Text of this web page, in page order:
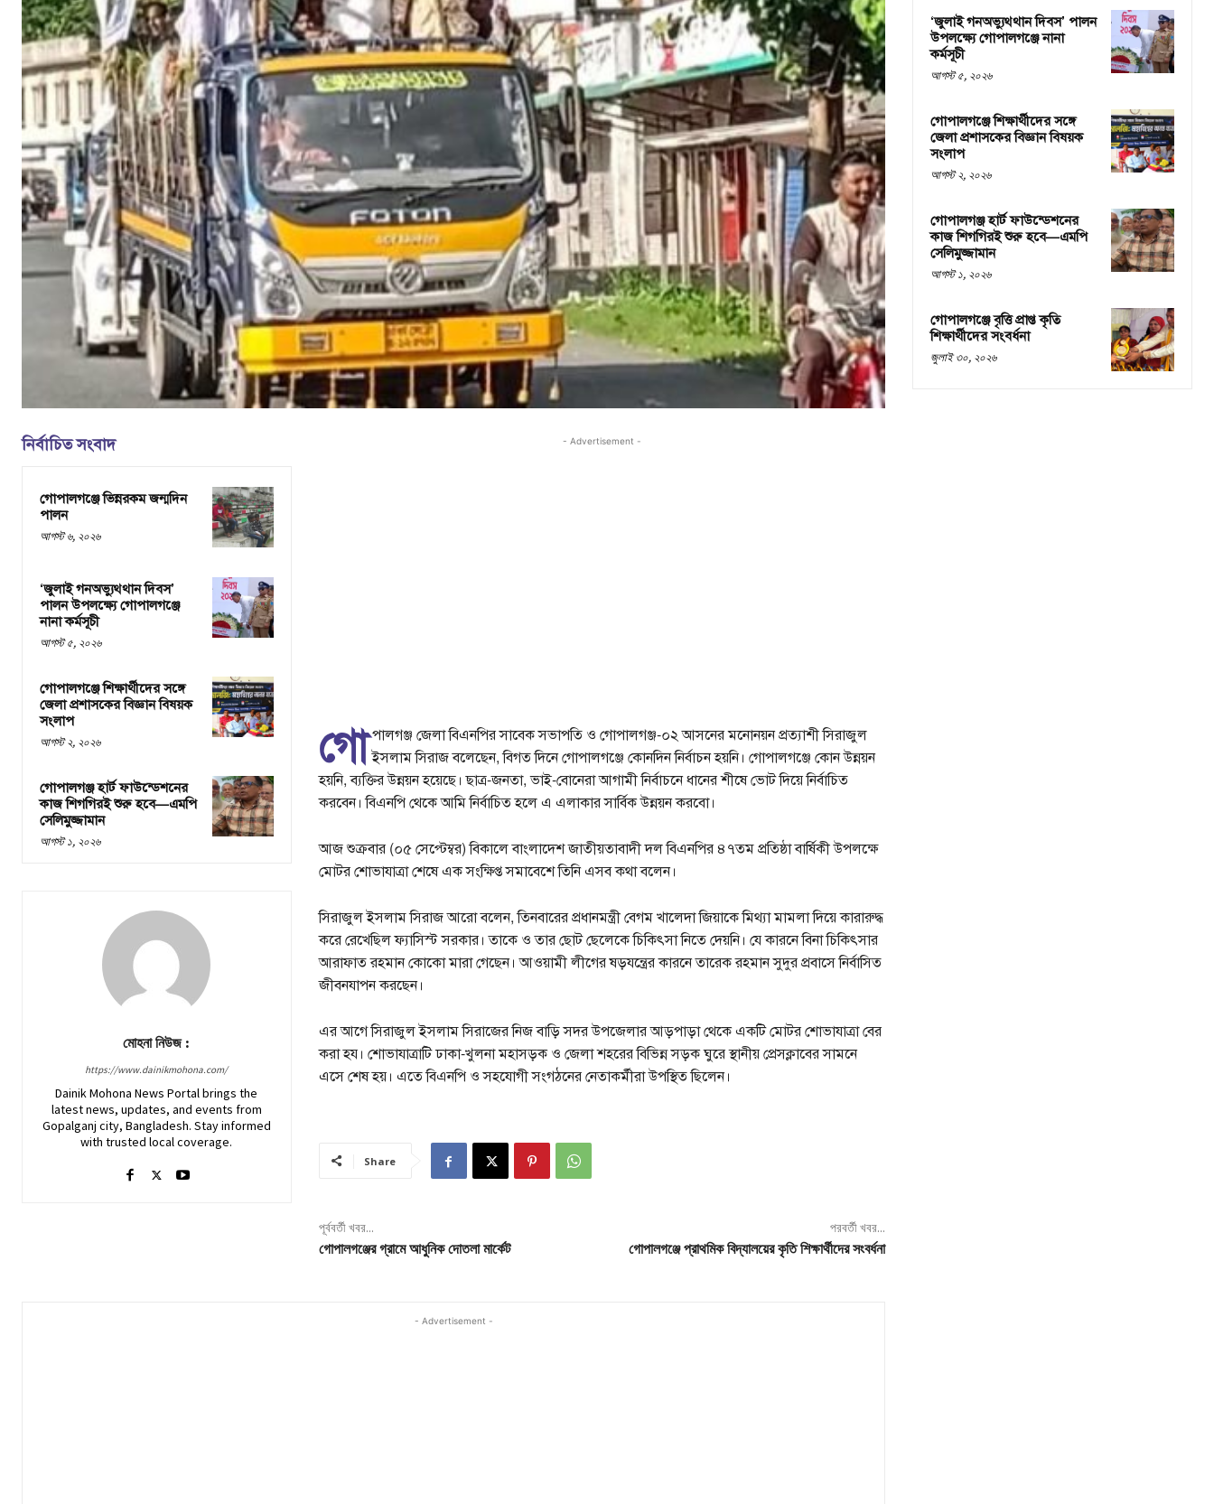
নির্বাচিত সংবাদ
গোপালগঞ্জে ভিন্নরকম জন্মদিন
পালন
আগস্ট ৬, ২০২৬
‘জুলাই গনঅভ্যুথ্থান দিবস’
পালন উপলক্ষ্যে গোপালগঞ্জে
নানা কর্মসূচী
আগস্ট ৫, ২০২৬
গোপালগঞ্জে শিক্ষার্থীদের সঙ্গে
জেলা প্রশাসকের বিজ্ঞান বিষয়ক
সংলাপ
আগস্ট ২, ২০২৬
গোপালগঞ্জ হার্ট ফাউন্ডেশনের
কাজ শিগগিরই শুরু হবে—এমপি
সেলিমুজ্জামান
আগস্ট ১, ২০২৬
মোহনা নিউজ :
https://www.dainikmohona.com/
Dainik Mohona News Portal brings the
latest news, updates, and events from
Gopalganj city, Bangladesh. Stay informed
with trusted local coverage.
- Advertisement -
গো পালগঞ্জ জেলা বিএনপির সাবেক সভাপতি ও গোপালগঞ্জ-০২ আসনের মনোনয়ন প্রত্যাশী সিরাজুল
ইসলাম সিরাজ বলেছেন, বিগত দিনে গোপালগঞ্জে কোনদিন নির্বাচন হয়নি। গোপালগঞ্জে কোন উন্নয়ন
হয়নি, ব্যক্তির উন্নয়ন হয়েছে। ছাত্র-জনতা, ভাই-বোনেরা আগামী নির্বাচনে ধানের শীষে ভোট দিয়ে নির্বাচিত
করবেন। বিএনপি থেকে আমি নির্বাচিত হলে এ এলাকার সার্বিক উন্নয়ন করবো।
আজ শুক্রবার (০৫ সেপ্টেম্বর) বিকালে বাংলাদেশ জাতীয়তাবাদী দল বিএনপির ৪৭তম প্রতিষ্ঠা বার্ষিকী উপলক্ষে
মোটর শোভাযাত্রা শেষে এক সংক্ষিপ্ত সমাবেশে তিনি এসব কথা বলেন।
সিরাজুল ইসলাম সিরাজ আরো বলেন, তিনবারের প্রধানমন্ত্রী বেগম খালেদা জিয়াকে মিথ্যা মামলা দিয়ে কারারুদ্ধ
করে রেখেছিল ফ্যাসিস্ট সরকার। তাকে ও তার ছোট ছেলেকে চিকিৎসা নিতে দেয়নি। যে কারনে বিনা চিকিৎসার
আরাফাত রহমান কোকো মারা গেছেন। আওয়ামী লীগের ষড়যন্ত্রের কারনে তারেক রহমান সুদুর প্রবাসে নির্বাসিত
জীবনযাপন করছেন।
এর আগে সিরাজুল ইসলাম সিরাজের নিজ বাড়ি সদর উপজেলার আড়পাড়া থেকে একটি মোটর শোভাযাত্রা বের
করা হয। শোভাযাত্রাটি ঢাকা-খুলনা মহাসড়ক ও জেলা শহরের বিভিন্ন সড়ক ঘুরে স্থানীয় প্রেসক্লাবের সামনে
এসে শেষ হয়। এতে বিএনপি ও সহযোগী সংগঠনের নেতাকর্মীরা উপস্থিত ছিলেন।
Share
পূর্ববর্তী খবর...
গোপালগঞ্জের গ্রামে আধুনিক দোতলা মার্কেট
পরবর্তী খবর...
গোপালগঞ্জে প্রাথমিক বিদ্যালয়ের কৃতি শিক্ষার্থীদের সংবর্ধনা
- Advertisement -
‘জুলাই গনঅভ্যুথ্থান দিবস’ পালন
উপলক্ষ্যে গোপালগঞ্জে নানা
কর্মসূচী
আগস্ট ৫, ২০২৬
গোপালগঞ্জে শিক্ষার্থীদের সঙ্গে
জেলা প্রশাসকের বিজ্ঞান বিষয়ক
সংলাপ
আগস্ট ২, ২০২৬
গোপালগঞ্জ হার্ট ফাউন্ডেশনের
কাজ শিগগিরই শুরু হবে—এমপি
সেলিমুজ্জামান
আগস্ট ১, ২০২৬
গোপালগঞ্জে বৃত্তি প্রাপ্ত কৃতি
শিক্ষার্থীদের সংবর্ধনা
জুলাই ৩০, ২০২৬